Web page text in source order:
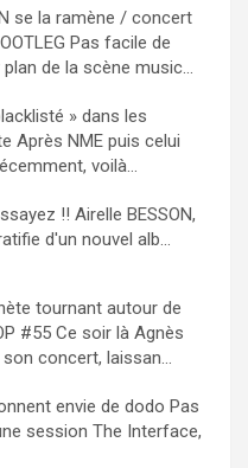
se la ramène / concert
Pas facile de
de la scène music...
» dans les
Après NME puis celui
voilà...
!! Airelle BESSON,
d'un nouvel alb...
tournant autour de
#55 Ce soir là Agnès
concert, laissan...
envie de dodo Pas
session The Interface,